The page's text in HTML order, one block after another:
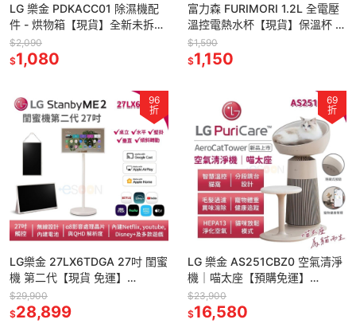
LG 樂金 PDKACC01 除濕機配
件 - 烘物箱【現貨】全新未拆封
快速烘乾鞋子 手套 玩偶 雙變頻
除濕機適用
$2,090
$1,080
富力森 FURIMORI 1.2L 全電壓
溫控電熱水杯【現貨】保溫杯 熱
水壺 FU-K1210 FU-K1210
$1,590
$1,150
96
折
LG樂金 27LX6TDGA 27吋 閨蜜
機 第二代【現貨 免運】
StanbyME 2 智慧聯網螢幕 移
動電視 觸控螢幕
$29,900
$28,899
69
折
LG 樂金 AS251CBZ0 空氣清淨
機｜喵太座【預購免運】
AeroBooster 空氣清淨機 貓跳
台 貓窩 HEPA
$23,900
$16,580